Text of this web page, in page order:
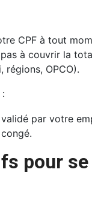
CPF à tout
à couvrir la
régions, OPCO).
validé par votre
pour